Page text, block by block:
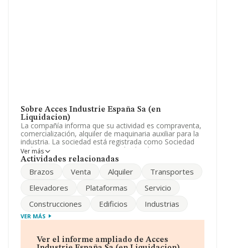
Sobre Acces Industrie España Sa (en
Liquidacion)
La compañía informa que su actividad es compraventa,
comercialización, alquiler de maquinaria auxiliar para la
industria. La sociedad está registrada como Sociedad
Anónima. Tiene CNAE: 7731 - 'Alquiler de maquinaria y
equipo de uso agrícola'. La compañía es exportadora.
En base a la Recomendación 2003/361/CE de la
microempresas, pequeñas y medianas empresas, la
Los empleados se han reducido un 17% y atendiendo a
los datos disponibles en INFORMA, ese número ha
estado por encima de la media de sector.
Para llamar las oficinas se puede hacer a través del
Ver más
Actividades relacionadas
Brazos Venta Alquiler
Transportes
Elevadores
Plataformas
Servicio
Construcciones
Edificios Industrias
VER MÁS
Ver el informe ampliado de Acces